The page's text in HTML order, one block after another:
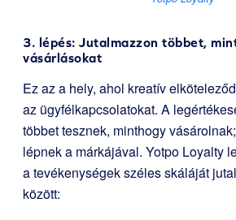
3. lépés: Jutalmazzon többet,
vásárlásokat
Ez az a hely, ahol kreatív
az ügyfélkapcsolatokat. A
többet tesznek, minthogy
lépnek a márkájával. Yotpo Loyalty
a tevékenységek széles skáláját
között: